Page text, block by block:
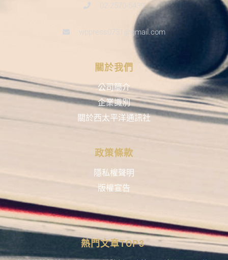
02-2570-5439
wppress0731@gmail.com
關於我們
公司簡介
企業識別
關於西太平洋通訊社
政策條款
隱私權聲明
版權宣告
熱門文章TOP3